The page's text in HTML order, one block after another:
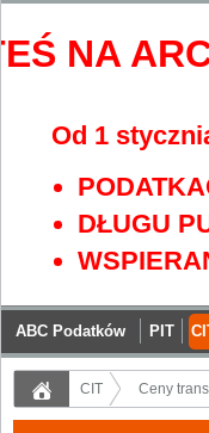
NA
Od 1
DŁUGU
ABC Podatków PIT
CIT Ceny